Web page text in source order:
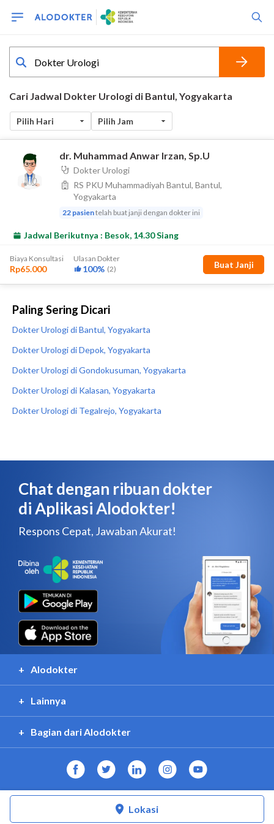
Paling Sering Dicari
Dokter Urologi di Bantul, Yogyakarta
Dokter Urologi di Depok, Yogyakarta
Dokter Urologi di Gondokusuman, Yogyakarta
Dokter Urologi di Kalasan, Yogyakarta
Dokter Urologi di Tegalrejo, Yogyakarta